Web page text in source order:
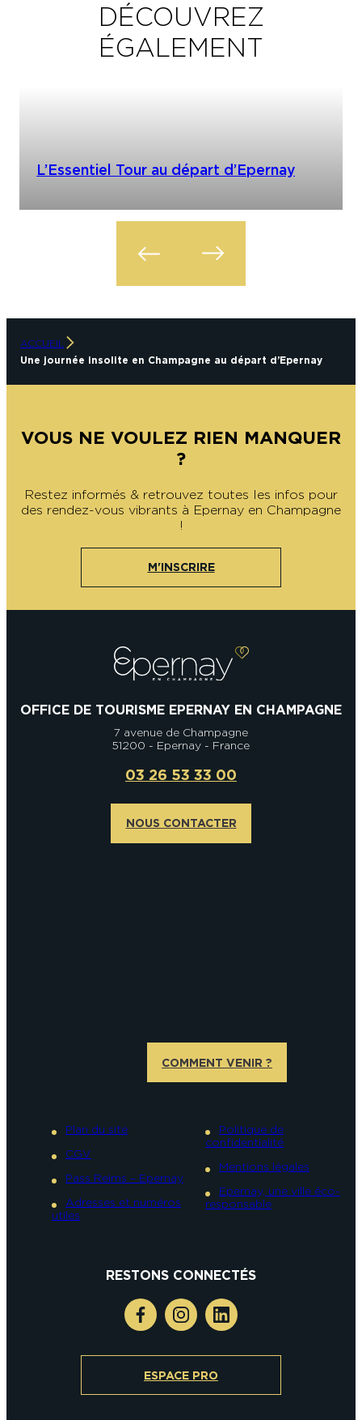
DÉCOUVREZ
ÉGALEMENT
L’Essentiel Tour au départ d’Epernay
ACCUEIL
Une journée insolite en Champagne au départ d’Epernay
VOUS NE VOULEZ RIEN MANQUER
?
Restez informés & retrouvez toutes les infos pour
des rendez-vous vibrants à Epernay en Champagne
!
M'INSCRIRE
OFFICE DE TOURISME EPERNAY EN CHAMPAGNE
7 avenue de Champagne
51200 - Epernay - France
03 26 53 33 00
NOUS CONTACTER
COMMENT VENIR ?
Plan du site
CGV
Pass Reims – Epernay
Adresses et numéros
utiles
Politique de
confidentialité
Mentions légales
Epernay, une ville éco-
responsable
RESTONS CONNECTÉS
ESPACE PRO